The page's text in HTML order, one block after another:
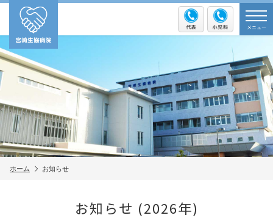
メニュー
ホーム お知らせ
お知らせ (2026年)